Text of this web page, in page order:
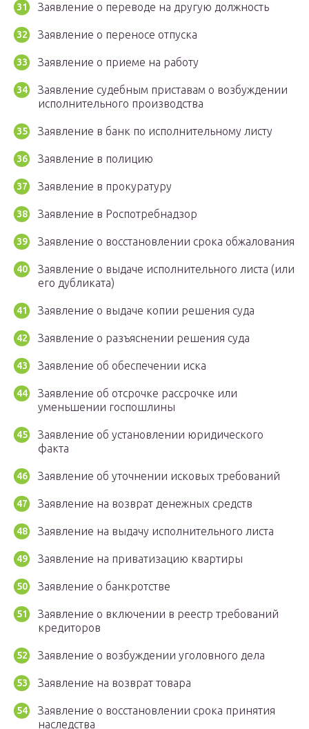
Заявление о переводе на другую должность
Заявление о переносе отпуска
Заявление о приеме на работу
Заявление судебным приставам о возбуждении
исполнительного производства
Заявление в банк по исполнительному листу
Заявление в полицию
Заявление в прокуратуру
Заявление в Роспотребнадзор
Заявление о восстановлении срока обжалования
Заявление о выдаче исполнительного листа (или
его дубликата)
Заявление о выдаче копии решения суда
Заявление о разъяснении решения суда
Заявление об обеспечении иска
Заявление об отсрочке рассрочке или
уменьшении госпошлины
Заявление об установлении юридического
факта
Заявление об уточнении исковых требований
Заявление на возврат денежных средств
Заявление на выдачу исполнительного листа
Заявление на приватизацию квартиры
Заявление о банкротстве
Заявление о включении в реестр требований
кредиторов
Заявление о возбуждении уголовного дела
Заявление на возврат товара
Заявление о восстановлении срока принятия
наследства